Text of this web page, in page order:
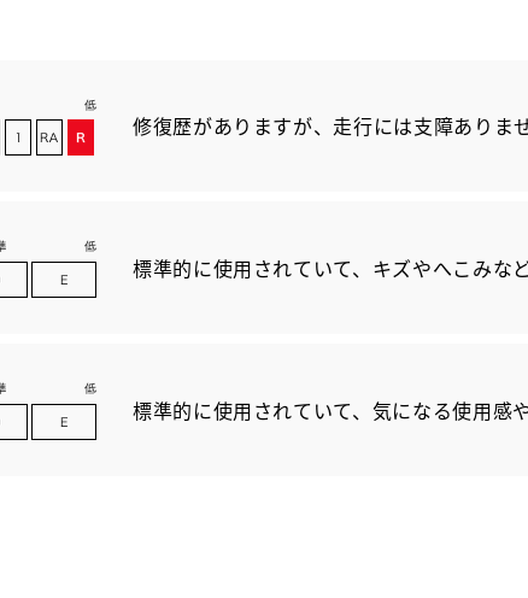
修復歴がありますが、走行には支障ありま
標準的に使用されていて、キズやへこみな
標準的に使用されていて、気になる使用感